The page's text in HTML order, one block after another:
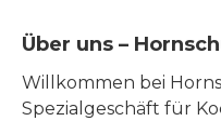
Über uns –
Willkommen bei
Spezialgeschäft für